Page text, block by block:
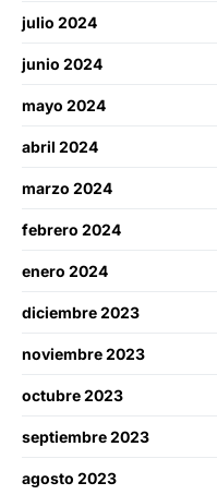
julio 2024
junio 2024
mayo 2024
abril 2024
marzo 2024
febrero 2024
enero 2024
diciembre 2023
noviembre 2023
octubre 2023
septiembre 2023
agosto 2023